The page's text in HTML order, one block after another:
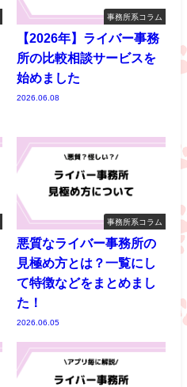
事務所系コラム
【2026年】ライバー事務
所の比較相談サービスを
始めました
2026.06.08
事務所系コラム
悪質なライバー事務所の
見極め方とは？一覧にし
て特徴などをまとめまし
た！
2026.06.05